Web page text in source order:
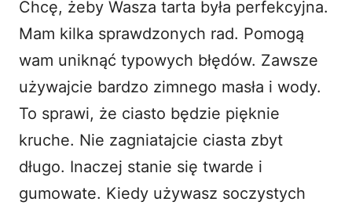
Chcę, żeby Wasza tarta była perfekcyjna.
Mam kilka sprawdzonych rad. Pomogą
wam uniknąć typowych błędów. Zawsze
używajcie bardzo zimnego masła i wody.
To sprawi, że ciasto będzie pięknie
kruche. Nie zagniatajcie ciasta zbyt
długo. Inaczej stanie się twarde i
gumowate. Kiedy używasz soczystych